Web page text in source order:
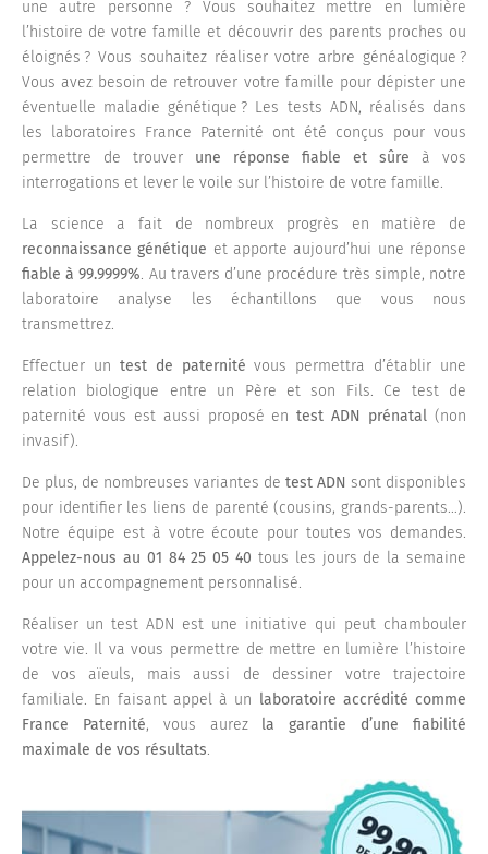
une autre personne ? Vous souhaitez mettre en lumière
l’histoire de votre famille et découvrir des parents proches ou
éloignés ? Vous souhaitez réaliser votre arbre généalogique ?
Vous avez besoin de retrouver votre famille pour dépister une
éventuelle maladie génétique ? Les tests ADN, réalisés dans
les laboratoires France Paternité ont été conçus pour vous
permettre de trouver une réponse fiable et sûre à vos
interrogations et lever le voile sur l’histoire de votre famille.
La science a fait de nombreux progrès en matière de
reconnaissance génétique et apporte aujourd’hui une réponse
fiable à 99.9999%. Au travers d’une procédure très simple, notre
laboratoire analyse les échantillons que vous nous
transmettrez.
Effectuer un test de paternité vous permettra d’établir une
relation biologique entre un Père et son Fils. Ce test de
paternité vous est aussi proposé entest ADN prénatal (non
invasif).
De plus, de nombreuses variantes de test ADN sont disponibles
pour identifier les liens de parenté (cousins, grands-parents…).
Notre équipe est à votre écoute pour toutes vos demandes.
Appelez-nous au 01 84 25 05 40 tous les jours de la semaine
pour un accompagnement personnalisé.
Réaliser un test ADN est une initiative qui peut chambouler
votre vie. Il va vous permettre de mettre en lumière l’histoire
de vos aïeuls, mais aussi de dessiner votre trajectoire
familiale. En faisant appel à un laboratoire accrédité comme
France Paternité, vous aurez la garantie d’une fiabilité
maximale de vos résultats.